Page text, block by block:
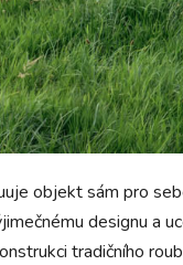
objekt sám pro
designu a
tradičního